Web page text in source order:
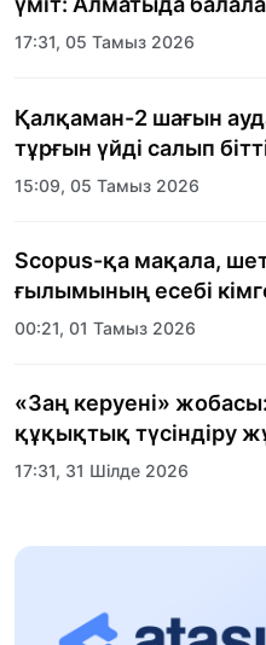
тәрбиеленушілеріне
17:31, 05 Тамыз 2026
Қалқаман-2 шағын
тұрғын үйді салып
15:09, 05 Тамыз 2026
Scopus-қа мақала,
ғылымының есебі
00:21, 01 Тамыз 2026
«Заң керуені»
құқықтық түсіндіру
17:31, 31 Шілде 2026
Халықаралық
13:13, 30 Шілде 2026